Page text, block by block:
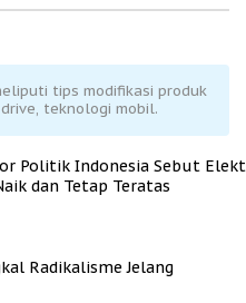
tips modifikasi produk
teknologi mobil.
Politik Indonesia Sebut
dan Tetap Teratas
Radikalisme Jelang